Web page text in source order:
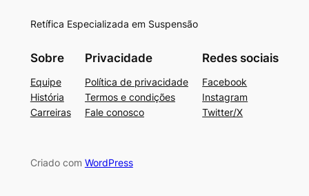
Retífica Especializada em Suspensão
Sobre
Equipe
História
Carreiras
Privacidade
Política de privacidade
Termos e condições
Fale conosco
Redes sociais
Facebook
Instagram
Twitter/X
Criado com WordPress